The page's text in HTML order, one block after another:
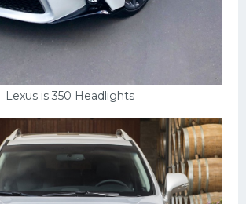
Lexus is 350 Headlights